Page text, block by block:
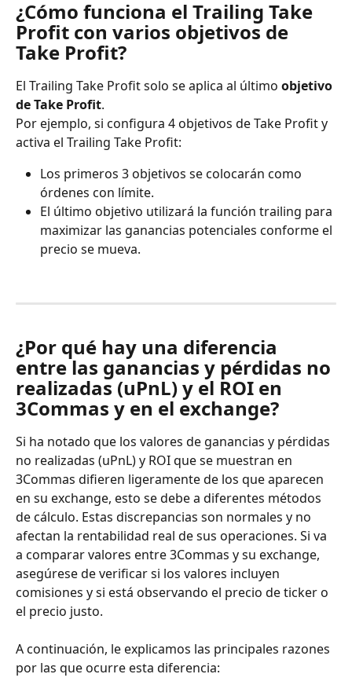
¿Cómo funciona el Trailing Take
Profit con varios objetivos de
Take Profit?
El Trailing Take Profit solo se aplica al último objetivo
de Take Profit.
Por ejemplo, si configura 4 objetivos de Take Profit y
activa el Trailing Take Profit:
Los primeros 3 objetivos se colocarán como
órdenes con límite.
El último objetivo utilizará la función trailing para
maximizar las ganancias potenciales conforme el
precio se mueva.
¿Por qué hay una diferencia
entre las ganancias y pérdidas no
realizadas (uPnL) y el ROI en
3Commas y en el exchange?
Si ha notado que los valores de ganancias y pérdidas
no realizadas (uPnL) y ROI que se muestran en
3Commas difieren ligeramente de los que aparecen
en su exchange, esto se debe a diferentes métodos
de cálculo. Estas discrepancias son normales y no
afectan la rentabilidad real de sus operaciones. Si va
a comparar valores entre 3Commas y su exchange,
asegúrese de verificar si los valores incluyen
comisiones y si está observando el precio de ticker o
el precio justo.
A continuación, le explicamos las principales razones
por las que ocurre esta diferencia: